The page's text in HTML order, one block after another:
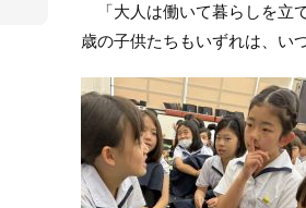
「大人は働いて暮らしを立
歳の子供たちもいずれは、い